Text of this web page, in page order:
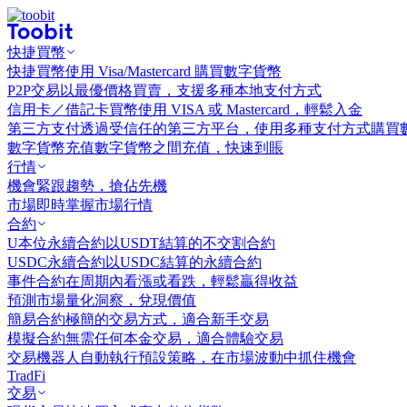
快捷買幣
快捷買幣使用 Visa/Mastercard 購買數字貨幣
P2P交易 以最優價格買賣，支援多種本地支付方式
信用卡／借記卡買幣使用 VISA 或 Mastercard，輕鬆入金
第三方支付透過受信任的第三方平台，使用多種支付方式購買
數字貨幣充值數字貨幣之間充值，快速到賬
行情
機會緊跟趨勢，搶佔先機
市場即時掌握市場行情
合約
U本位永續合約 以USDT結算的不交割合約
USDC永續合約 以USDC結算的永續合約
事件合約在周期內看漲或看跌，輕鬆贏得收益
預測市場量化洞察，兌現價值
簡易合約極簡的交易方式，適合新手交易
模擬合約無需任何本金交易，適合體驗交易
交易機器人 自動執行預設策略，在市場波動中抓住機會
TradFi
交易